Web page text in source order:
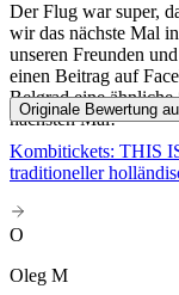
Der Flug war super,
wir das nächste Mal
unseren Freunden
einen Beitrag auf
Belgrad eine
nächsten Mal!
Originale Bewertung
Kombitickets: THIS
traditioneller
O
Oleg M